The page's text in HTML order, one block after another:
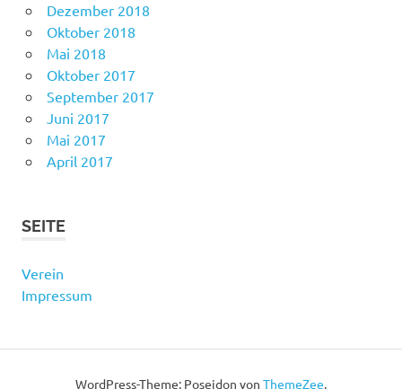
Dezember 2018
Oktober 2018
Mai 2018
Oktober 2017
September 2017
Juni 2017
Mai 2017
April 2017
SEITE
Verein
Impressum
WordPress-Theme: Poseidon von ThemeZee.